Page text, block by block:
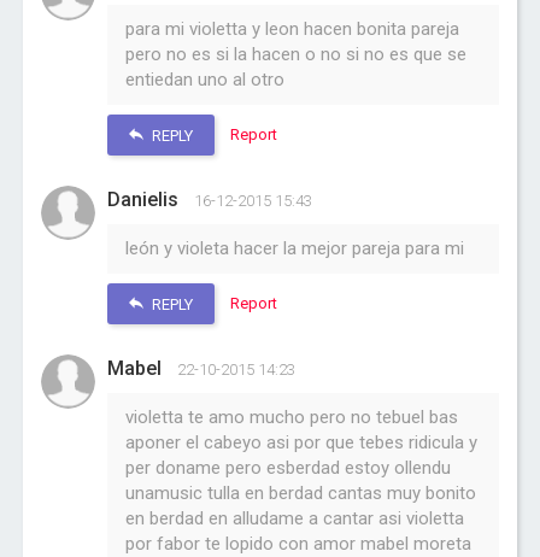
para mi violetta y leon hacen bonita pareja
pero no es si la hacen o no si no es que se
entiedan uno al otro
REPLY Report
Danielis 16-12-2015 15:43
león y violeta hacer la mejor pareja para mi
REPLY Report
Mabel 22-10-2015 14:23
violetta te amo mucho pero no tebuel bas
aponer el cabeyo asi por que tebes ridicula y
per doname pero esberdad estoy ollendu
unamusic tulla en berdad cantas muy bonito
en berdad en alludame a cantar asi violetta
por fabor te lopido con amor mabel moreta